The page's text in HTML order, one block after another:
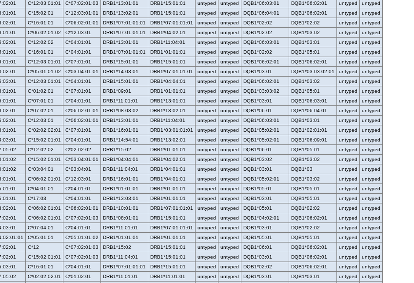
C*12:03:01:01 C*07:02:01:03 DRB1*13:01:01 DRB1*15:01:01 untyped untyped DQB1*06:03:01 DQB1*06:02:01 untyped
untyped
C*15:02:01 C*12:03:01:01 DRB1*13:02:01 DRB1*15:01:01 untyped untyped DQB1*06:04:01 DQB1*06:02:01 untyped
untyped
C*16:01:01 C*06:02:01:01 DRB1*07:01:01:01 DRB1*07:01:01:01 untyped untyped DQB1*02:02 DQB1*02:02 untyped
untyped
C*06:02:01:02 C*12:03:01 DRB1*07:01:01:01 DRB1*04:02:01 untyped untyped DQB1*02:02 DQB1*03:02 untyped
untyped
C*12:02:02 C*04:01:01 DRB1*13:01:01 DRB1*11:04:01 untyped untyped DQB1*06:03:01 DQB1*03:01 untyped
untyped
C*16:01:01 C*04:01:01 DRB1*07:01:01:01 DRB1*01:01:01 untyped untyped DQB1*02:02 DQB1*05:01 untyped
untyped
C*12:03:01:01 C*07:01:01 DRB1*15:01:01 DRB1*15:01:01 untyped untyped DQB1*06:02:01 DQB1*06:02:01 untyped
untyped
C*05:01:01:02 C*03:04:01:01 DRB1*14:03:01 DRB1*07:01:01:01 untyped untyped DQB1*03:01 DQB1*03:03:02:01 untyped
untyped
C*12:03:01:01 C*04:01:01 DRB1*15:01:01 DRB1*04:04:01 untyped untyped DQB1*06:02:01 DQB1*03:02 untyped
untyped
C*01:02:01 C*07:01:01 DRB1*09:01 DRB1*01:01:01 untyped untyped DQB1*03:03:02 DQB1*05:01 untyped
untyped
C*07:01:01 C*04:01:01 DRB1*11:01:01 DRB1*13:01:01 untyped untyped DQB1*03:01 DQB1*06:03:01 untyped
untyped
C*07:02:01 C*06:02:01:01 DRB1*08:03:02 DRB1*13:02:01 untyped untyped DQB1*06:01 DQB1*06:04:01 untyped
untyped
C*12:03:01 C*06:02:01:01 DRB1*13:01:01 DRB1*11:04:01 untyped untyped DQB1*06:03:01 DQB1*03:01 untyped
untyped
C*02:02:02:01 C*07:01:01 DRB1*16:01:01 DRB1*03:01:01:01 untyped untyped DQB1*05:02:01 DQB1*02:01:01 untyped
untyped
C*15:02:01:01 C*04:01:01 DRB1*14:54:01 DRB1*13:02:01 untyped untyped DQB1*05:02:01 DQB1*06:09:01 untyped
untyped
C*12:02:02 C*02:02:02 DRB1*15:02 DRB1*01:01:01 untyped untyped DQB1*06:01 DQB1*05:01 untyped
untyped
C*15:02:01:01 C*03:04:01:01 DRB1*04:04:01 DRB1*04:02:01 untyped untyped DQB1*03:02 DQB1*03:02 untyped
untyped
C*03:04:01 C*03:04:01 DRB1*11:04:01 DRB1*04:01:01 untyped untyped DQB1*03:01 DQB1*03 untyped
untyped
C*06:02:01:01 C*12:03:01 DRB1*16:01:01 DRB1*04:01:01 untyped untyped DQB1*05:02:01 DQB1*03:02 untyped
untyped
C*04:01:01 C*04:01:01 DRB1*01:01:01 DRB1*01:01:01 untyped untyped DQB1*05:01 DQB1*05:01 untyped
untyped
C*17:03 C*04:01:01 DRB1*13:03:01 DRB1*01:01:01 untyped untyped DQB1*03:01 DQB1*05:01 untyped
untyped
C*06:02:01:01 C*06:02:01:01 DRB1*10:01:01 DRB1*07:01:01:01 untyped untyped DQB1*05:01 DQB1*02:02 untyped
untyped
C*06:02:01:01 C*07:02:01:03 DRB1*08:01:01 DRB1*15:01:01 untyped untyped DQB1*04:02:01 DQB1*06:02:01 untyped
untyped
C*07:04:01 C*04:01:01 DRB1*11:01:01 DRB1*07:01:01:01 untyped untyped DQB1*03:01 DQB1*02:02 untyped
untyped
C*05:01:01 C*05:01:01:02 DRB1*01:01:01 DRB1*01:01:01 untyped untyped DQB1*05:01 DQB1*05:01 untyped
untyped
C*12 C*07:02:01:03 DRB1*15:02 DRB1*15:01:01 untyped untyped DQB1*06:01 DQB1*06:02:01 untyped
untyped
C*15:02:01:01 C*07:02:01:03 DRB1*11:04:01 DRB1*15:01:01 untyped untyped DQB1*03:01 DQB1*06:02:01 untyped
untyped
C*16:01:01 C*04:01:01 DRB1*07:01:01:01 DRB1*15:01:01 untyped untyped DQB1*02:02 DQB1*06:02:01 untyped
untyped
C*02:02:02:01 C*01:02:01 DRB1*11:01:01 DRB1*11:01:01 untyped untyped DQB1*03:01 DQB1*03:01 untyped
untyped